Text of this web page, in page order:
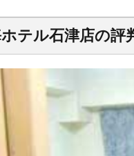
ホテル石津店の評